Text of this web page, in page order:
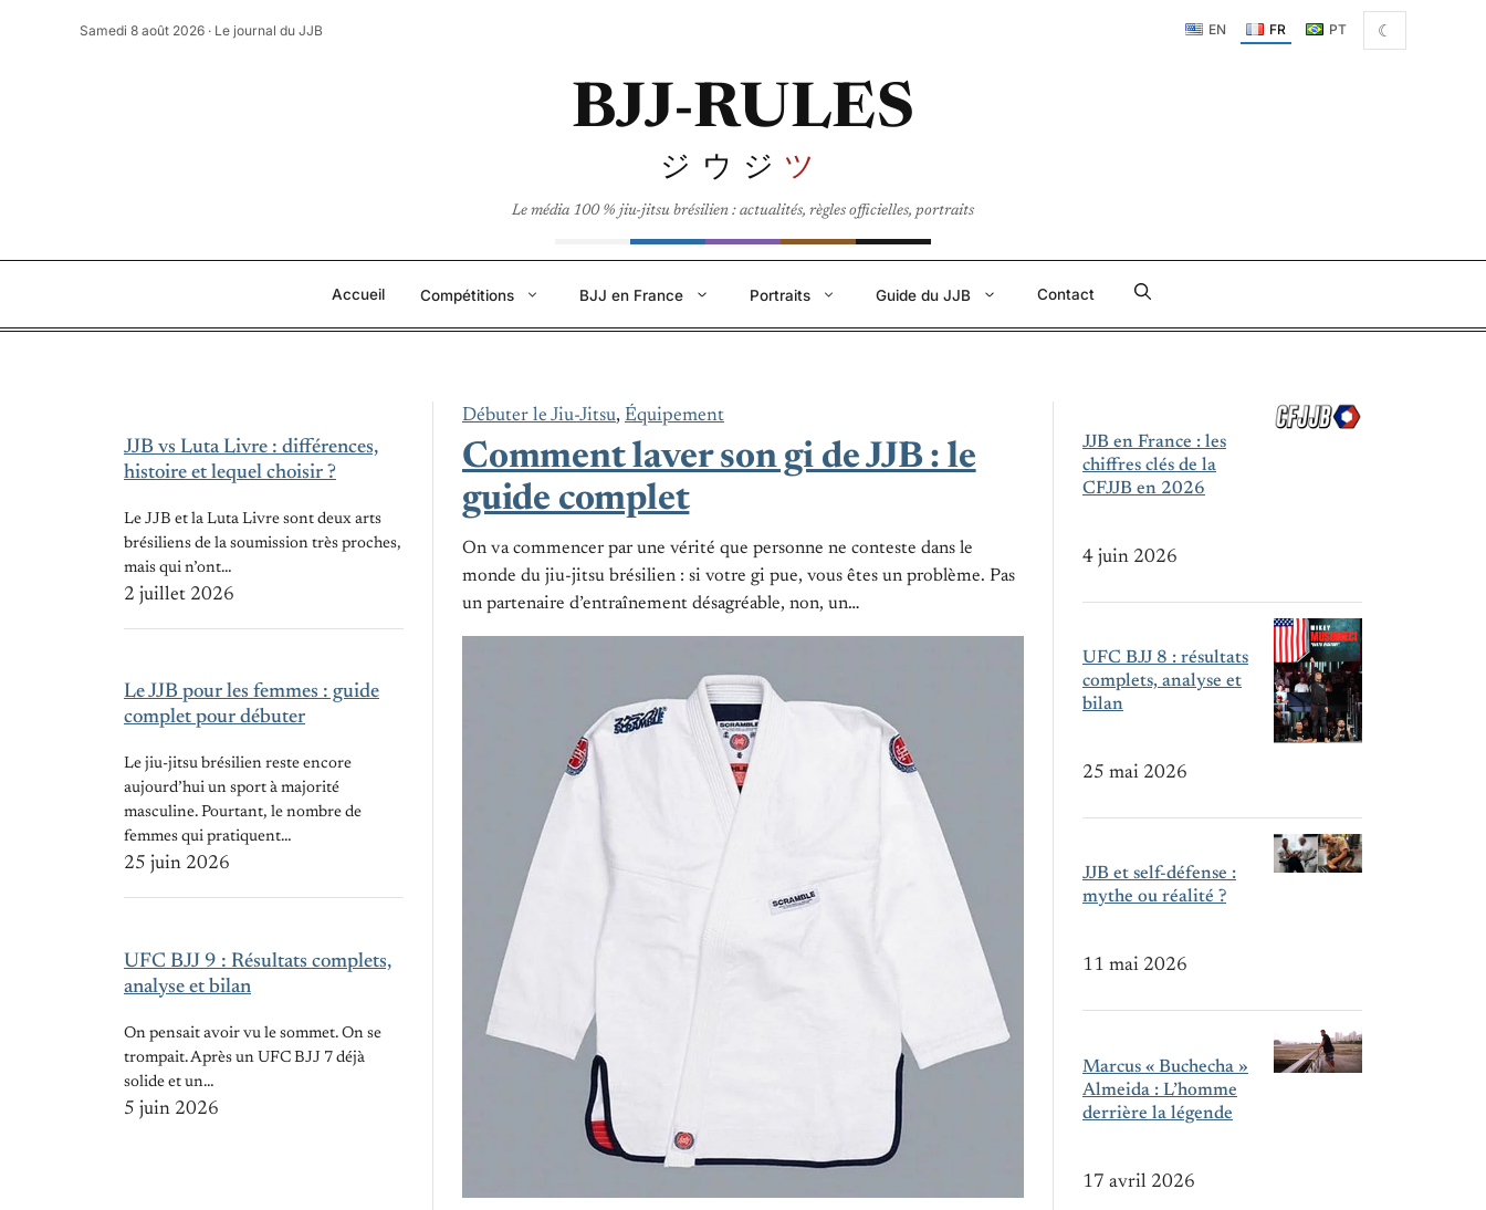
Samedi 8 août 2026 · Le journal du JJB EN FR PT ☾
BJJ-RULES
ジウジ ツ
Le média 100 % jiu-jitsu brésilien : actualités, règles officielles, portraits
Accueil Compétitions BJJ en France Portraits Guide du JJB Contact
JJB vs Luta Livre : différences,
histoire et lequel choisir ?
Le JJB et la Luta Livre sont deux arts
brésiliens de la soumission très proches,
mais qui n’ont…
2 juillet 2026
Le JJB pour les femmes : guide
complet pour débuter
Le jiu-jitsu brésilien reste encore
aujourd’hui un sport à majorité
masculine. Pourtant, le nombre de
femmes qui pratiquent…
25 juin 2026
UFC BJJ 9 : Résultats complets,
analyse et bilan
On pensait avoir vu le sommet. On se
trompait. Après un UFC BJJ 7 déjà
solide et un…
5 juin 2026
Débuter le Jiu-Jitsu, Équipement
Comment laver son gi de JJB : le
guide complet
On va commencer par une vérité que personne ne conteste dans le
monde du jiu-jitsu brésilien : si votre gi pue, vous êtes un problème. Pas
un partenaire d’entraînement désagréable, non, un…
JJB en France : les
chiffres clés de la
CFJJB en 2026
4 juin 2026
UFC BJJ 8 : résultats
complets, analyse et
bilan
25 mai 2026
JJB et self-défense :
mythe ou réalité ?
11 mai 2026
Marcus « Buchecha »
Almeida : L’homme
derrière la légende
17 avril 2026